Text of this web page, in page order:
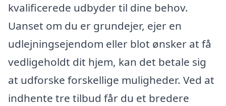
kvalificerede udbyder til dine behov.
Uanset om du er grundejer, ejer en
udlejningsejendom eller blot ønsker at få
vedligeholdt dit hjem, kan det betale sig
at udforske forskellige muligheder. Ved at
indhente tre tilbud får du et bredere